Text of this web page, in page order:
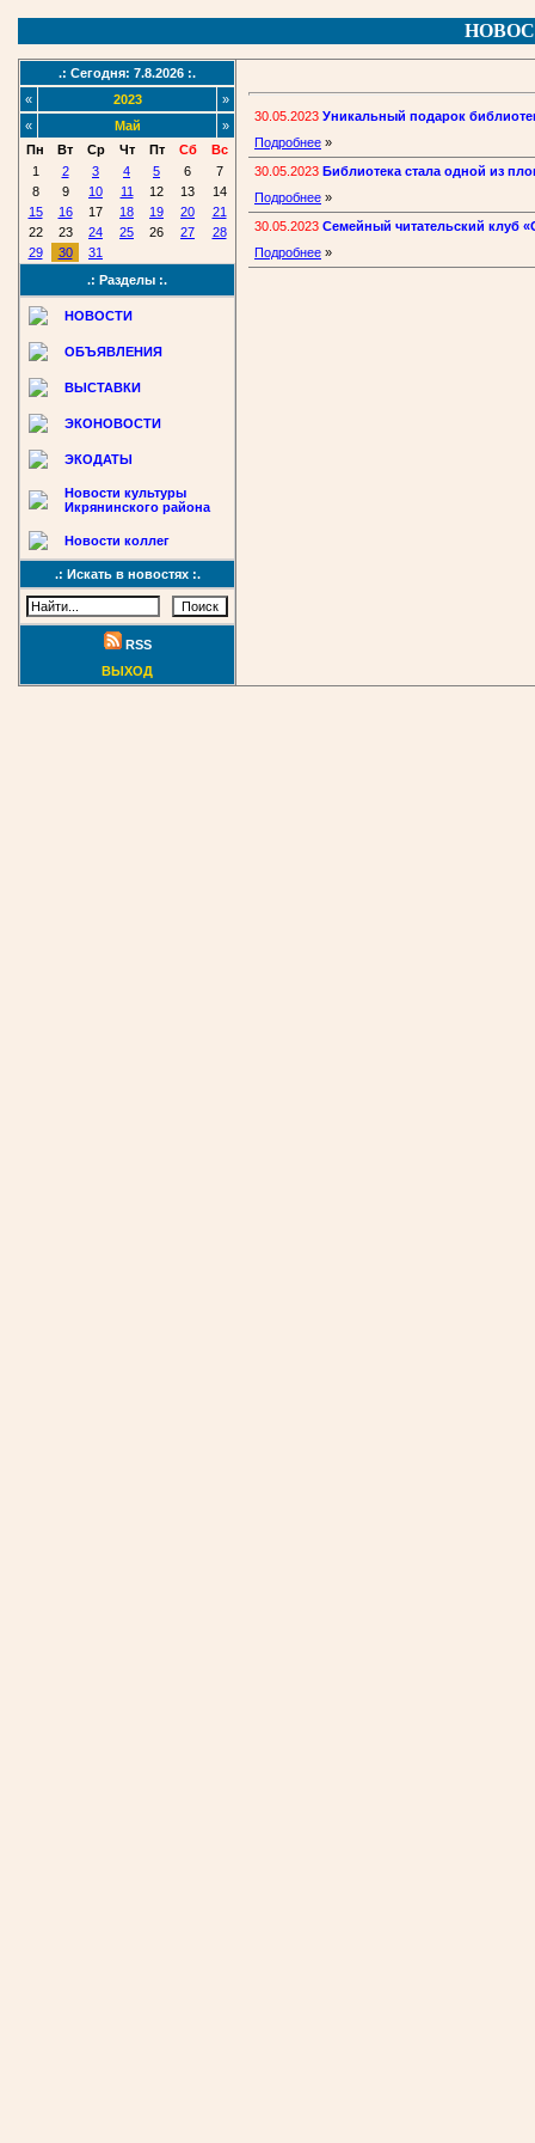
.: Сегодня: 7.8.2026 :.
«
2023
»
«
Май
»
Пн
Вт Ср Чт Пт Сб
Вс
1
2 3 4 5 6
7
8
9 10 11 12 13
14
15
16 17 18 19 20
21
22
23 24 25 26 27
28
29
30
31
.: Разделы :.
НОВОСТИ
ОБЪЯВЛЕНИЯ
ВЫСТАВКИ
ЭКОНОВОСТИ
ЭКОДАТЫ
Новости культуры
Икрянинского района
Новости коллег
.: Искать в новостях :.
RSS
ВЫХОД
30.05.2023 Уникальный подарок
Подробнее »
30.05.2023 Библиотека стала одной из
Подробнее »
30.05.2023 Семейный читательский клуб
Подробнее »